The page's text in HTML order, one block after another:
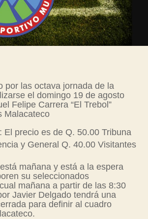
por las octava jornada de la
el domingo 19 de agosto
Felipe Carrera “El Trebol”
Malacateco
El precio es de Q. 50.00 Tribuna
y General Q. 40.00 Visitantes
mañana y está a la espera
su seleccionados
mañana a partir de las 8:30
Javier Delgado tendrá una
para definir al cuadro